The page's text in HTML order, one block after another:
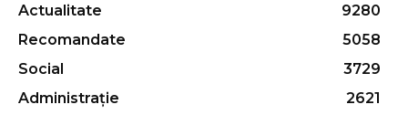
Actualitate
9280
Recomandate
5058
Social
3729
Administrație
2621